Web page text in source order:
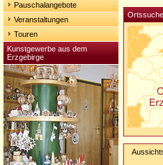
Pauschalangebote
Veranstaltungen
Touren
Kunstgewerbe aus dem
Erzgebirge